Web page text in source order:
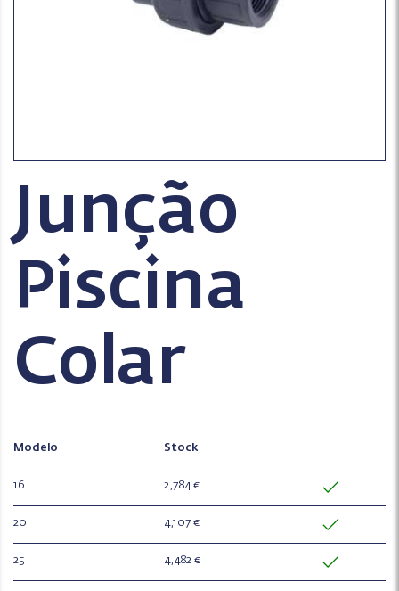
Junção
Piscina
Colar
Modelo Stock
16 2,784 €
20 4,107 €
25 4,482 €